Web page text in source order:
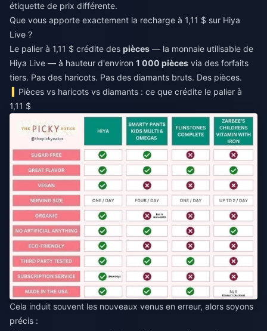
étiquette de prix différente.
Que vous apporte exactement la recharge à 1,11 $ sur Hiya
Live ?
Le palier à 1,11 $ crédite des pièces — la monnaie utilisable de
Hiya Live — à hauteur d'environ 1 000 pièces via des forfaits
tiers. Pas des haricots. Pas des diamants bruts. Des pièces.
Pièces vs haricots vs diamants : ce que crédite le palier à
1,11 $
Cela induit souvent les nouveaux venus en erreur, alors soyons
précis :